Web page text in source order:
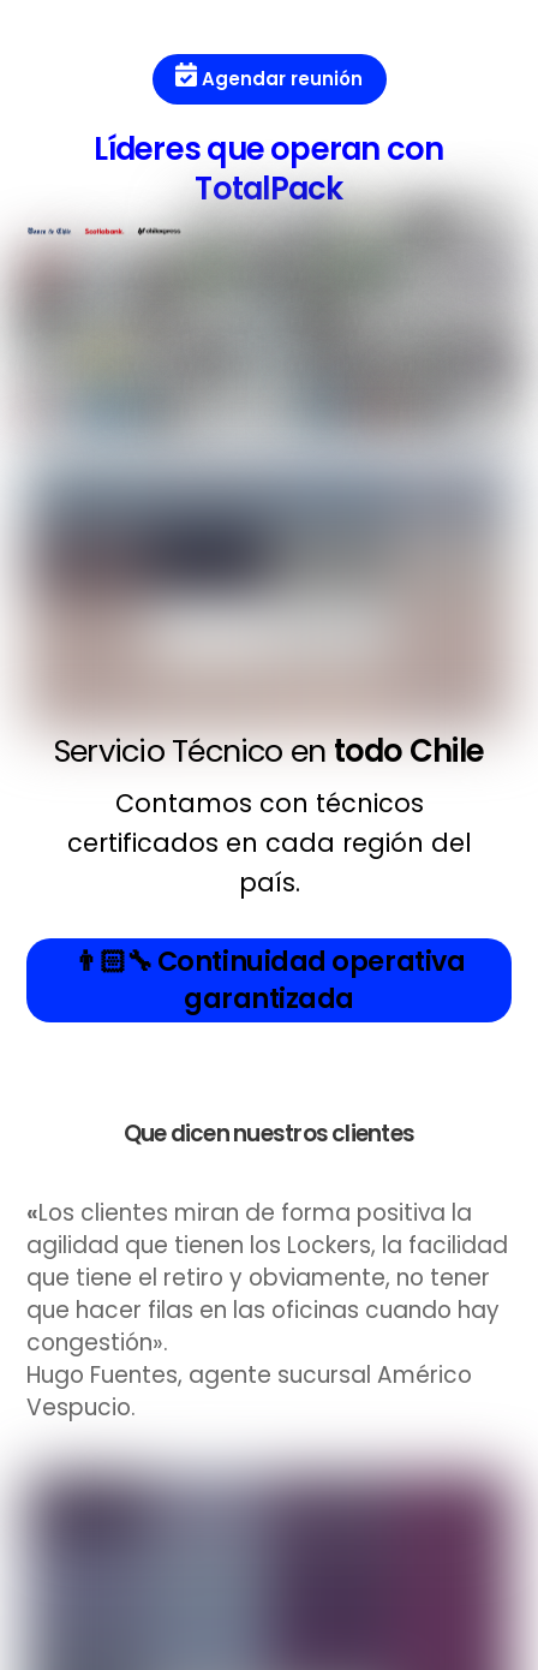
Agendar reunión
Líderes que operan con
TotalPack
Servicio Técnico entodo Chile
Contamos con técnicos
certificados en cada región del
país.
👨🏻‍🔧Continuidad operativa
garantizada
Que dicen nuestros clientes
«Los clientes miran de forma positiva la
agilidad que tienen los Lockers, la facilidad
que tiene el retiro y obviamente, no tener
que hacer filas en las oficinas cuando hay
congestión».
Hugo Fuentes, agente sucursal Américo
Vespucio.